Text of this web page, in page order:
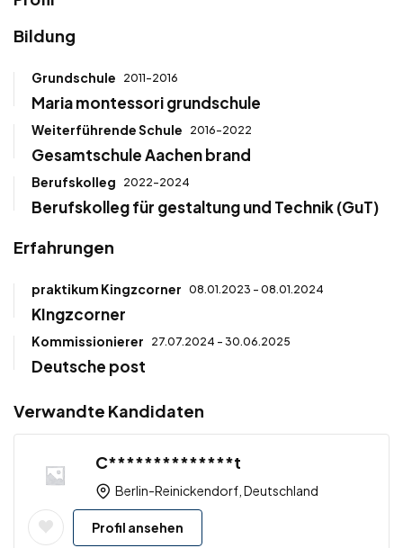
Bildung
Grundschule 2011-2016
Maria montessori grundschule
Weiterführende Schule 2016-2022
Gesamtschule Aachen brand
Berufskolleg 2022-2024
Berufskolleg für gestaltung und Technik (GuT)
Erfahrungen
praktikum Kingzcorner 08.01.2023 - 08.01.2024
KIngzcorner
Kommissionierer 27.07.2024 - 30.06.2025
Deutsche post
Verwandte Kandidaten
C**************t
Berlin-Reinickendorf, Deutschland
Profil ansehen